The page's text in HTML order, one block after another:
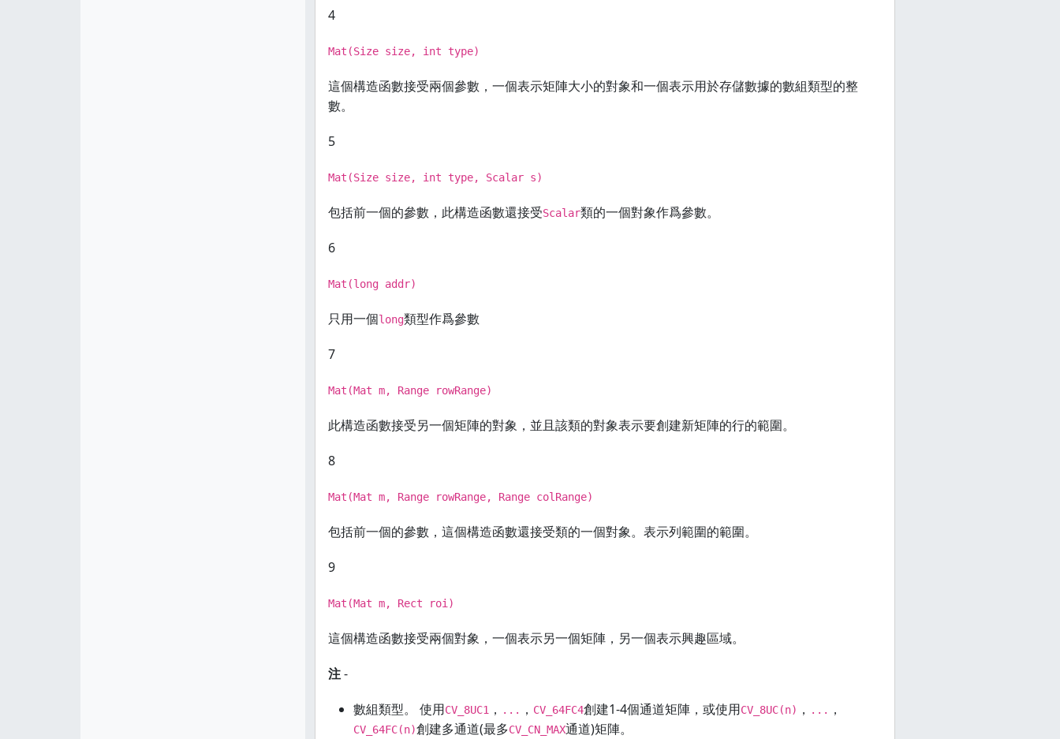
4
Mat(Size size, int type)
這個構造函數接受兩個參數，一個表示矩陣大小的對象和一個表示用於存儲數據的數組類型的整
數。
5
Mat(Size size, int type, Scalar s)
包括前一個的參數，此構造函數還接受Scalar類的一個對象作爲參數。
6
Mat(long addr)
只用一個long類型作爲參數
7
Mat(Mat m, Range rowRange)
此構造函數接受另一個矩陣的對象，並且該類的對象表示要創建新矩陣的行的範圍。
8
Mat(Mat m, Range rowRange, Range colRange)
包括前一個的參數，這個構造函數還接受類的一個對象。表示列範圍的範圍。
9
Mat(Mat m, Rect roi)
這個構造函數接受兩個對象，一個表示另一個矩陣，另一個表示興趣區域。
注-
數組類型。 使用CV_8UC1 ， ... ， CV_64FC4創建1-4個通道矩陣，或使用CV_8UC(n) ， ... ，
CV_64FC(n)創建多通道(最多CV_CN_MAX通道)矩陣。